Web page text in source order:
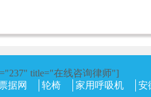
title="在线咨询律师"]
据网 轮椅 家用呼吸机 安